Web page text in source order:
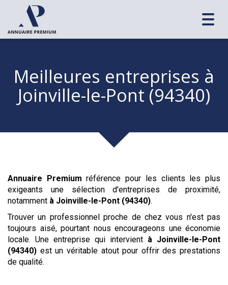
Meilleures entreprises à
Joinville-le-Pont (94340)
Annuaire Premium référence pour les clients les plus
exigeants une sélection d'entreprises de proximité,
notamment à Joinville-le-Pont (94340).
Trouver un professionnel proche de chez vous n'est pas
toujours aisé, pourtant nous encourageons une économie
locale. Une entreprise qui intervient à Joinville-le-Pont
(94340) est un véritable atout pour offrir des prestations
de qualité.